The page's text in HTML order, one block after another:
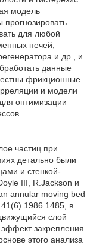
модель
для любой
печей,
и др., и
данные
фрикционные
и модели
оптимизации
частиц при
детально были
и стенкой-
III, R.Jackson и
annular moving bed
1986 1485, в
слой
эффект закрепления
этого анализа